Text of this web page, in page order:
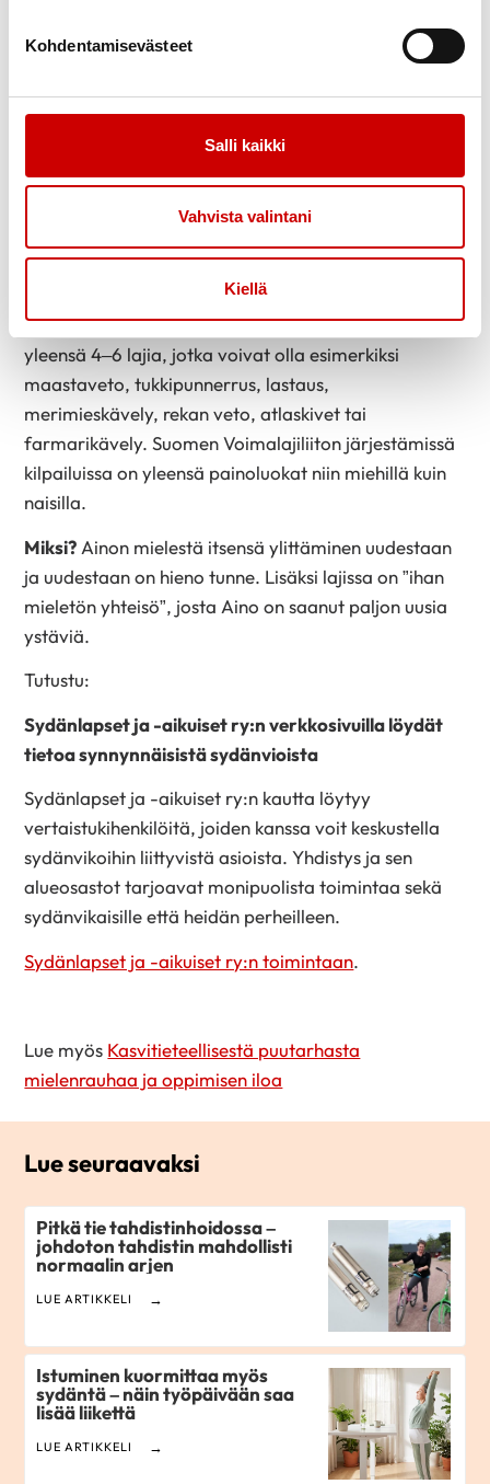
Kohdentamisevästeet
Salli kaikki
Vahvista valintani
Kiellä
kisahupparissaan lukee ”Everyday stronger” eli
”Jokapäivä vahvempi”.
– Siihen minä uskon.
Aino Wasenius-Viitalahti
Kuka?Aino, 34. Asuu Joensuussa aviomiehensä
Jannen ja kahden mäyrä­koiran, Manun ja Viljon,
kanssa.
Kisailee voimalajeissa, joissa tarvitaan voimaa
mutta myös ketteryyttä ja kestävyyttä. Kilpailuissa on
yleensä 4–6 lajia, jotka voivat olla esimerkiksi
maastaveto, tukkipunnerrus, lastaus,
merimieskävely, rekan veto, atlaskivet tai
farmarikävely. Suomen Voimalajiliiton järjestämissä
kilpailuissa on yleensä painoluokat niin miehillä kuin
naisilla.
Miksi? Ainon mielestä itsensä ylittäminen uudestaan
ja uudestaan on hieno tunne. Lisäksi lajissa on ”ihan
mieletön yhteisö”, josta Aino on saanut paljon uusia
ystäviä.
Tutustu:
Sydänlapset ja -aikuiset ry:n verkkosivuilla löydät
tietoa synnynnäisistä sydänvioista
Sydänlapset ja -aikuiset ry:n kautta löytyy
vertaistukihenkilöitä, joiden kanssa voit keskustella
sydänvikoihin liittyvistä asioista. Yhdistys ja sen
alueosastot tarjoavat monipuolista toimintaa sekä
sydänvikaisille että heidän perheilleen.
Sydänlapset ja -aikuiset ry:n toimintaan.
Lue myös Kasvitieteellisestä puutarhasta
mielenrauhaa ja oppimisen iloa
Lue seuraavaksi
Pitkä tie tahdistinhoidossa –
johdoton tahdistin mahdollisti
normaalin arjen
LUE ARTIKKELI
Istuminen kuormittaa myös
sydäntä – näin työpäivään saa
lisää liikettä
LUE ARTIKKELI